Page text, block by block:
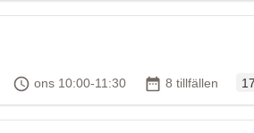
Tid
ons 10:00-11:30 Antal tillfällen
8 tillfällen